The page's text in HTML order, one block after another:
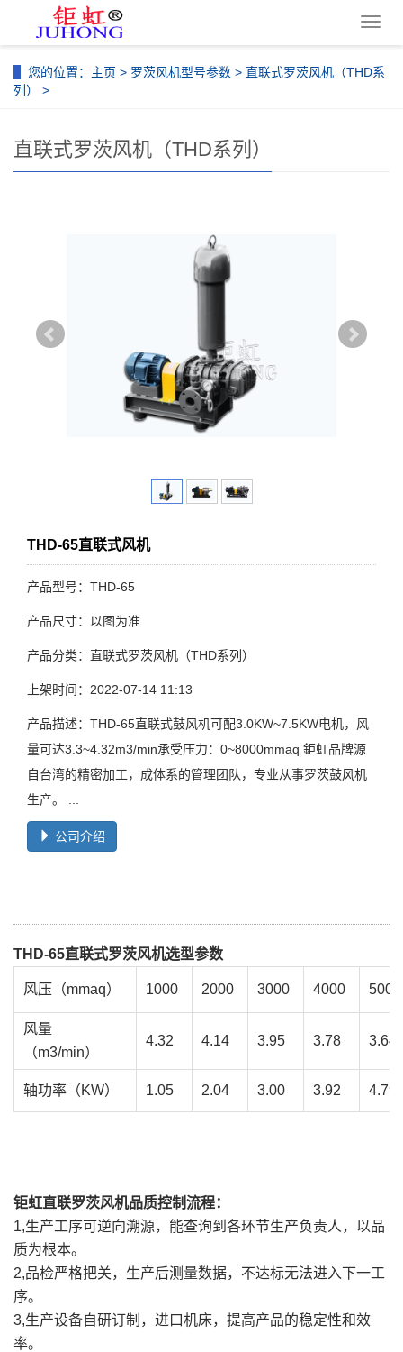
导
单
您的位置： 主页 > 罗茨风机型号参数 > 直联式罗茨风机（THD系
列）
>
直联式罗茨风机（THD系列）
THD-65直联式风机
产品型号：THD-65
产品尺寸：以图为准
产品分类：直联式罗茨风机（THD系列）
上架时间：2022-07-14 11:13
产品描述：THD-65直联式鼓风机可配3.0KW~7.5KW电机，风
量可达3.3~4.32m3/min承受压力：0~8000mmaq 鉅虹品牌源
自台湾的精密加工，成体系的管理团队，专业从事罗茨鼓风机
生产。 ...
公司介绍
THD-65直联式罗茨风机选型参数
风压（mmaq） 1000 2000 3000 4000 5000
风量
（m3/min）
4.32 4.14 3.95 3.78 3.64
轴功率（KW） 1.05 2.04 3.00 3.92 4.79
钜虹直联罗茨风机品质控制流程：
1,生产工序可逆向溯源，能查询到各环节生产负责人，以品
质为根本。
2,品检严格把关，生产后测量数据，不达标无法进入下一工
序。
3,生产设备自研订制，进口机床，提高产品的稳定性和效
率。